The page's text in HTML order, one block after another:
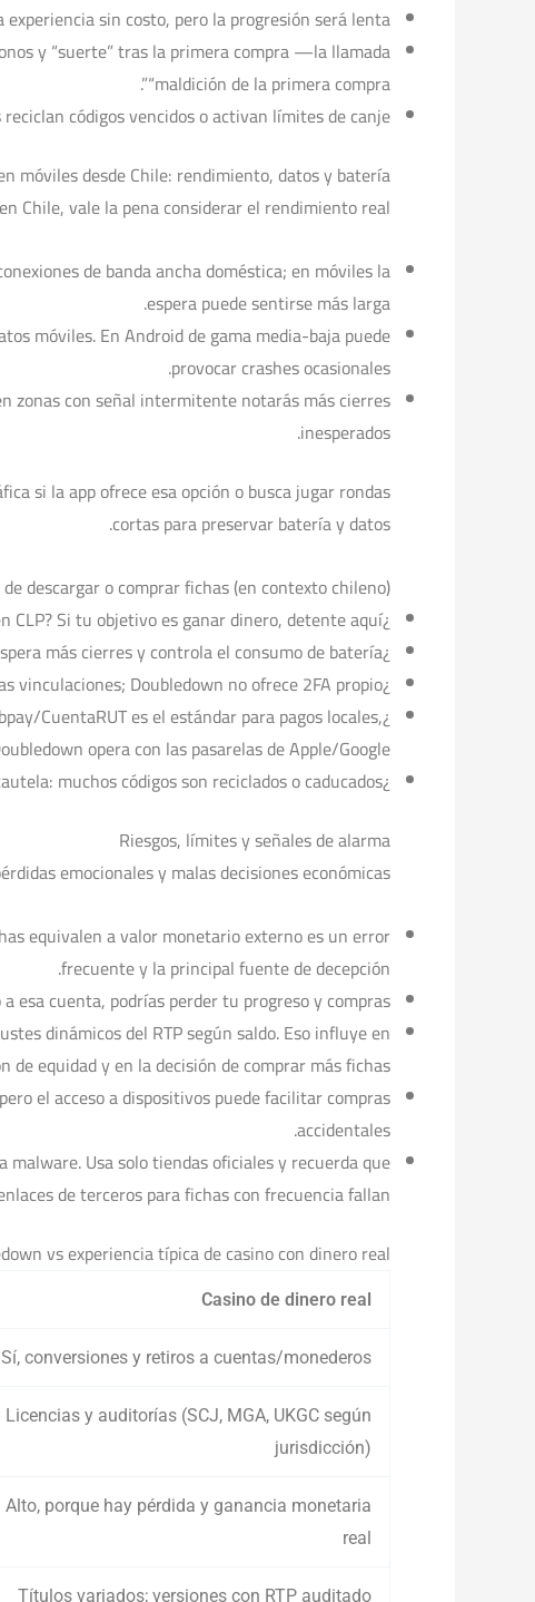
sin costo, pero la progresión será lenta.
y “suerte” tras la primera compra —la llamada
“maldición de la primera compra”.
códigos vencidos o activan límites de canje.
móviles desde Chile: rendimiento, datos y batería
Chile, vale la pena considerar el rendimiento real:
de banda ancha doméstica; en móviles la
espera puede sentirse más larga.
móviles. En Android de gama media-baja puede
provocar crashes ocasionales.
zonas con señal intermitente notarás más cierres
inesperados.
si la app ofrece esa opción o busca jugar rondas
cortas para preservar batería y datos.
descargar o comprar fichas (en contexto chileno)
¿Entendiste que no puedes retirar fichas en CLP? Si tu objetivo es ganar dinero, detente aquí.
¿Tu teléfono es Android de gama media o inferior? Espera más cierres y controla el consumo de batería.
¿Tienes la cuenta de Google o Facebook segura? La seguridad de la cuenta depende de esas vinculaciones; Doubledown no ofrece 2FA propio.
CuentaRUT es el estándar para pagos locales,
opera con las pasarelas de Apple/Google.
¿Vas a seguir comunidades locales (Facebook, grupos de códigos)? Úsalas con cautela: muchos códigos son reciclados o caducados.
Riesgos, límites y señales de alarma
emocionales y malas decisiones económicas:
equivalen a valor monetario externo es un error
frecuente y la principal fuente de decepción.
esa cuenta, podrías perder tu progreso y compras.
dinámicos del RTP según saldo. Eso influye en
de equidad y en la decisión de comprar más fichas.
el acceso a dispositivos puede facilitar compras
accidentales.
Usa solo tiendas oficiales y recuerda que
de terceros para fichas con frecuencia fallan.
vs experiencia típica de casino con dinero real
Casino de dinero real
Sí, conversiones y retiros a cuentas/monederos
Licencias y auditorías (SCJ, MGA, UKGC según
jurisdicción)
Alto, porque hay pérdida y ganancia monetaria
real
Títulos variados; versiones con RTP auditado